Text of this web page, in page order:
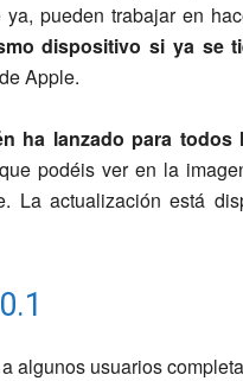
pueden trabajar en
dispositivo si ya se
Apple.
ha lanzado para
que podéis ver en la
La actualización está
algunos usuarios